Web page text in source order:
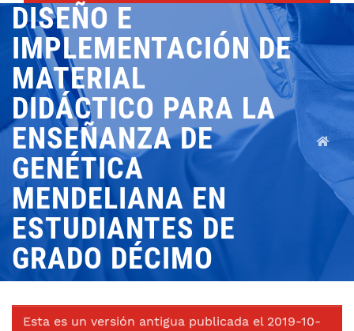
DISEÑO E
IMPLEMENTACIÓN DE
MATERIAL
DIDÁCTICO PARA LA
ENSEÑANZA DE
GENÉTICA
MENDELIANA EN
ESTUDIANTES DE
GRADO DÉCIMO
Esta es un versión antigua publicada el 2019-10-